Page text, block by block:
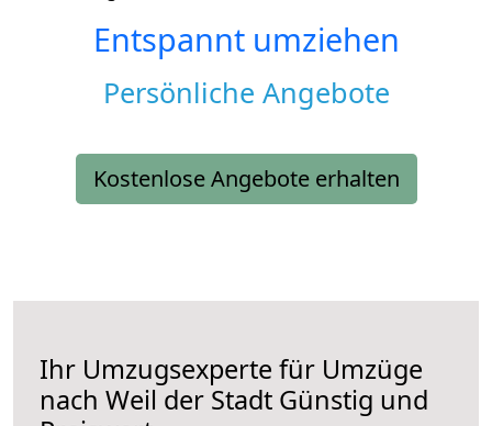
Entspannt umziehen
Persönliche Angebote
Kostenlose Angebote erhalten
Ihr Umzugsexperte für Umzüge
nach Weil der Stadt Günstig und